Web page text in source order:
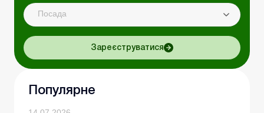
Посада
Зареєструватися
Популярне